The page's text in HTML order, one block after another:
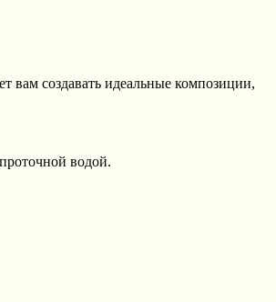
вам создавать идеальные композиции,
водой.